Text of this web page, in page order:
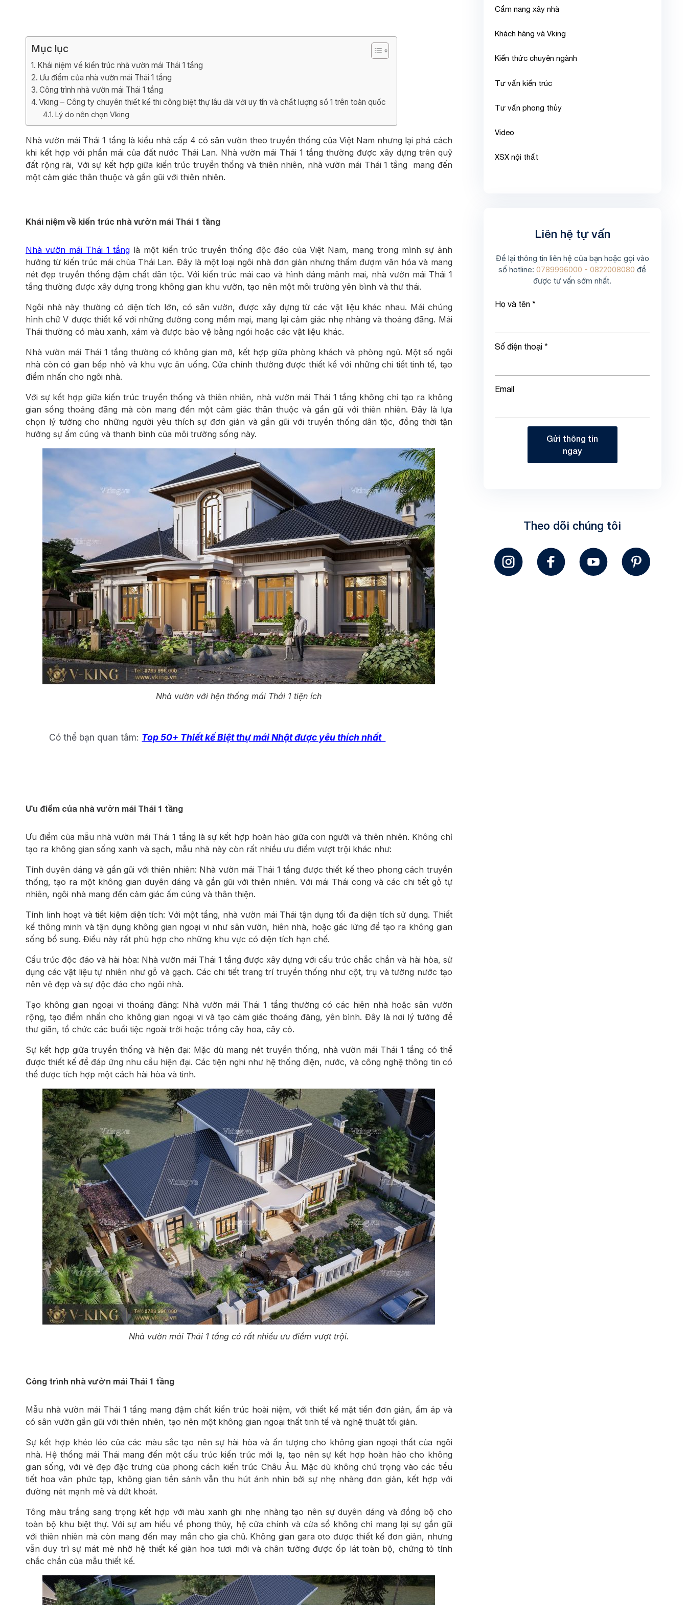
Biệt thự 4 tầng
Mục lục
Khái niệm về kiến trúc nhà vườn mái Thái 1 tầng
Ưu điểm của nhà vườn mái Thái 1 tầng
Công trình nhà vườn mái Thái 1 tầng
Vking – Công ty chuyên thiết kế thi công biệt thự lâu đài với uy tín và chất lượng số 1 trên toàn quốc
Lý do nên chọn Vking
Nhà vườn mái Thái 1 tầng là kiểu nhà cấp 4 có sân vườn theo truyền thống của Việt Nam nhưng lại phá cách
khi kết hợp với phần mái của đất nước Thái Lan. Nhà vườn mái Thái 1 tầng thường được xây dựng trên quỹ
đất rộng rãi, Với sự kết hợp giữa kiến trúc truyền thống và thiên nhiên, nhà vườn mái Thái 1 tầng mang đến
một cảm giác thân thuộc và gần gũi với thiên nhiên.
Khái niệm về kiến trúc nhà vườn mái Thái 1 tầng
Nhà vườn mái Thái 1 tầng là một kiến trúc truyền thống độc đáo của Việt Nam, mang trong mình sự ảnh
hưởng từ kiến trúc mái chùa Thái Lan. Đây là một loại ngôi nhà đơn giản nhưng thấm đượm văn hóa và mang
nét đẹp truyền thống đậm chất dân tộc. Với kiến trúc mái cao và hình dáng mảnh mai, nhà vườn mái Thái 1
tầng thường được xây dựng trong không gian khu vườn, tạo nên một môi trường yên bình và thư thái.
Ngôi nhà này thường có diện tích lớn, có sân vườn, được xây dựng từ các vật liệu khác nhau. Mái chúng
hình chữ V được thiết kế với những đường cong mềm mại, mang lại cảm giác nhẹ nhàng và thoáng đãng. Mái
Thái thường có màu xanh, xám và được bảo vệ bằng ngói hoặc các vật liệu khác.
Nhà vườn mái Thái 1 tầng thường có không gian mở, kết hợp giữa phòng khách và phòng ngủ. Một số ngôi
nhà còn có gian bếp nhỏ và khu vực ăn uống. Cửa chính thường được thiết kế với những chi tiết tinh tế, tạo
điểm nhấn cho ngôi nhà.
Với sự kết hợp giữa kiến trúc truyền thống và thiên nhiên, nhà vườn mái Thái 1 tầng không chỉ tạo ra không
gian sống thoáng đãng mà còn mang đến một cảm giác thân thuộc và gần gũi với thiên nhiên. Đây là lựa
chọn lý tưởng cho những người yêu thích sự đơn giản và gần gũi với truyền thống dân tộc, đồng thời tận
hưởng sự ấm cúng và thanh bình của môi trường sống này.
Nhà vườn với hện thống mái Thái 1 tiện ích
Có thể bạn quan tâm: Top 50+ Thiết kế Biệt thự mái Nhật được yêu thích nhất
Ưu điểm của nhà vườn mái Thái 1 tầng
Ưu điểm của mẫu nhà vườn mái Thái 1 tầng là sự kết hợp hoàn hảo giữa con người và thiên nhiên. Không chỉ
tạo ra không gian sống xanh và sạch, mẫu nhà này còn rất nhiều ưu điểm vượt trội khác như:
Tính duyên dáng và gần gũi với thiên nhiên: Nhà vườn mái Thái 1 tầng được thiết kế theo phong cách truyền
thống, tạo ra một không gian duyên dáng và gần gũi với thiên nhiên. Với mái Thái cong và các chi tiết gỗ tự
nhiên, ngôi nhà mang đến cảm giác ấm cúng và thân thiện.
Tính linh hoạt và tiết kiệm diện tích: Với một tầng, nhà vườn mái Thái tận dụng tối đa diện tích sử dụng. Thiết
kế thông minh và tận dụng không gian ngoại vi như sân vườn, hiên nhà, hoặc gác lửng để tạo ra không gian
sống bổ sung. Điều này rất phù hợp cho những khu vực có diện tích hạn chế.
Cấu trúc độc đáo và hài hòa: Nhà vườn mái Thái 1 tầng được xây dựng với cấu trúc chắc chắn và hài hòa, sử
dụng các vật liệu tự nhiên như gỗ và gạch. Các chi tiết trang trí truyền thống như cột, trụ và tường nước tạo
nên vẻ đẹp và sự độc đáo cho ngôi nhà.
Tạo không gian ngoại vi thoáng đãng: Nhà vườn mái Thái 1 tầng thường có các hiên nhà hoặc sân vườn
rộng, tạo điểm nhấn cho không gian ngoại vi và tạo cảm giác thoáng đãng, yên bình. Đây là nơi lý tưởng để
thư giãn, tổ chức các buổi tiệc ngoài trời hoặc trồng cây hoa, cây cỏ.
Sự kết hợp giữa truyền thống và hiện đại: Mặc dù mang nét truyền thống, nhà vườn mái Thái 1 tầng có thể
được thiết kế để đáp ứng nhu cầu hiện đại. Các tiện nghi như hệ thống điện, nước, và công nghệ thông tin có
thể được tích hợp một cách hài hòa và tinh.
Nhà vườn mái Thái 1 tầng có rất nhiều ưu điểm vượt trội.
Công trình nhà vườn mái Thái 1 tầng
Mẫu nhà vườn mái Thái 1 tầng mang đậm chất kiến trúc hoài niệm, với thiết kế mặt tiền đơn giản, ấm áp và
có sân vườn gần gũi với thiên nhiên, tạo nên một không gian ngoại thất tinh tế và nghệ thuật tối giản.
Sự kết hợp khéo léo của các màu sắc tạo nên sự hài hòa và ấn tượng cho không gian ngoại thất của ngôi
nhà. Hệ thống mái Thái mang đến một cấu trúc kiến trúc mới lạ, tạo nên sự kết hợp hoàn hảo cho không
gian sống, với vẻ đẹp đặc trưng của phong cách kiến trúc Châu Âu. Mặc dù không chú trọng vào các tiểu
tiết hoa văn phức tạp, không gian tiền sảnh vẫn thu hút ánh nhìn bởi sự nhẹ nhàng đơn giản, kết hợp với
đường nét mạnh mẽ và dứt khoát.
Tông màu trắng sang trọng kết hợp với màu xanh ghi nhẹ nhàng tạo nên sự duyên dáng và đồng bộ cho
toàn bộ khu biệt thự. Với sự am hiểu về phong thủy, hệ cửa chính và cửa sổ không chỉ mang lại sự gần gũi
với thiên nhiên mà còn mang đến may mắn cho gia chủ. Không gian gara oto được thiết kế đơn giản, nhưng
vẫn duy trì sự mát mẻ nhờ hệ thiết kế giàn hoa tươi mới và chân tường được ốp lát toàn bộ, chứng tỏ tính
chắc chắn của mẫu thiết kế.
Cẩm nang xây nhà
Khách hàng và Vking
Kiến thức chuyên ngành
Tư vấn kiến trúc
Tư vấn phong thủy
Video
XSX nội thất
Liên hệ tự vấn
Để lại thông tin liên hệ của bạn hoặc gọi vào
số hotline:0789996000 - 0822008080để
được tư vấn sớm nhất.
Họ và tên *
Số điện thoại *
Email
Gửi thông tin
ngay
Theo dõi chúng tôi